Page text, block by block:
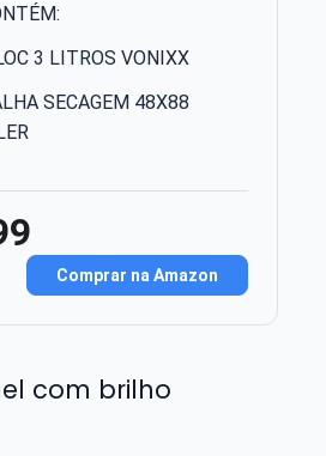
3 LITROS VONIXX
SECAGEM 48X88
Comprar na Amazon
com brilho